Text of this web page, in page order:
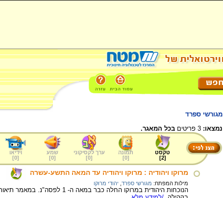
מגורשי ספרד
נמצאו: בכל המאגר.
טקסט
[
2
]
תמונה
[
0
]
ערך לקסיקוני
[
0
]
שמע
[
0
]
וידיאו
[
0
]
מרוקו ויהודיה : מרוקו ויהודיה עד המאה התשע-עשרה
מילות המפתח: מגורשי ספרד יהודי מרוקו
הנוכחות היהודית במרוקו